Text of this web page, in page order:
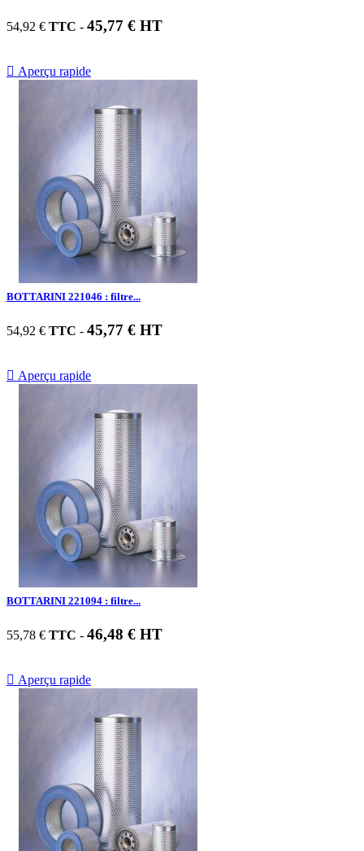
54,92 € TTC - 45,77 € HT
 Aperçu rapide
BOTTARINI 221046 : filtre...
54,92 € TTC - 45,77 € HT
 Aperçu rapide
BOTTARINI 221094 : filtre...
55,78 € TTC - 46,48 € HT
 Aperçu rapide